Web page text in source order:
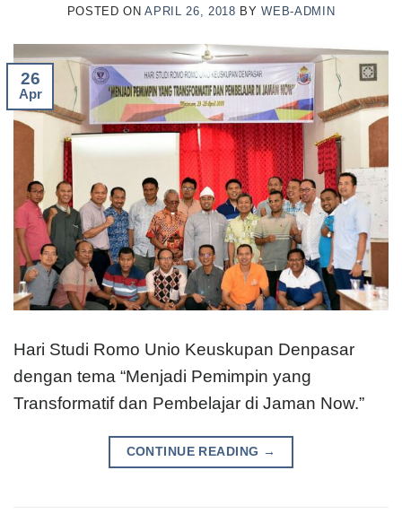
POSTED ONAPRIL 26, 2018 BYWEB-ADMIN
26
Apr
Hari Studi Romo Unio Keuskupan Denpasar
dengan tema “Menjadi Pemimpin yang
Transformatif dan Pembelajar di Jaman Now.”
CONTINUE READING →